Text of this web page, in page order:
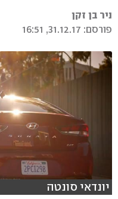
ניר בן זקן
פורסם: 31.12.17, 16:51
יונדאי סונטה